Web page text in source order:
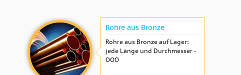
Rohre aus Bronze
Rohre aus Bronze auf Lager:
jede Länge und Durchmesser -
OOO